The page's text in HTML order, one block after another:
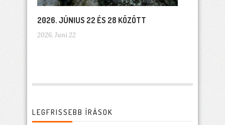
2026. JÚNIUS 22 ÉS 28 KÖZÖTT
2026. Juni 22
LEGFRISSEBB ÍRÁSOK